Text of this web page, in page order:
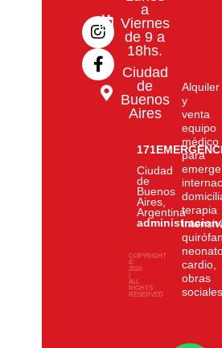
n
s
t
a
g
a
c
e
b
o
o
a
Viernes
de 9 a
18hs.
Ciudad
de
Buenos
Aires
Ciudad
de
Buenos
Aires,
Argentina
COPYRIGHT
©
2024
ALL
RIGHTS
RESERVED
Alquiler
y
venta
equipo
médico
para
terapia
cardio,
obras
sociales